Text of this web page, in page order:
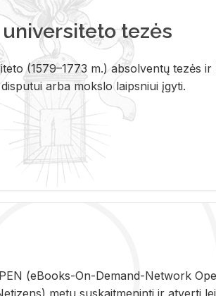
tezės
(1579–1773 m.) absolventų tezės ir
arba mokslo laipsniui įgyti.
(eBo­oks-On-De­mand-Ne­twork